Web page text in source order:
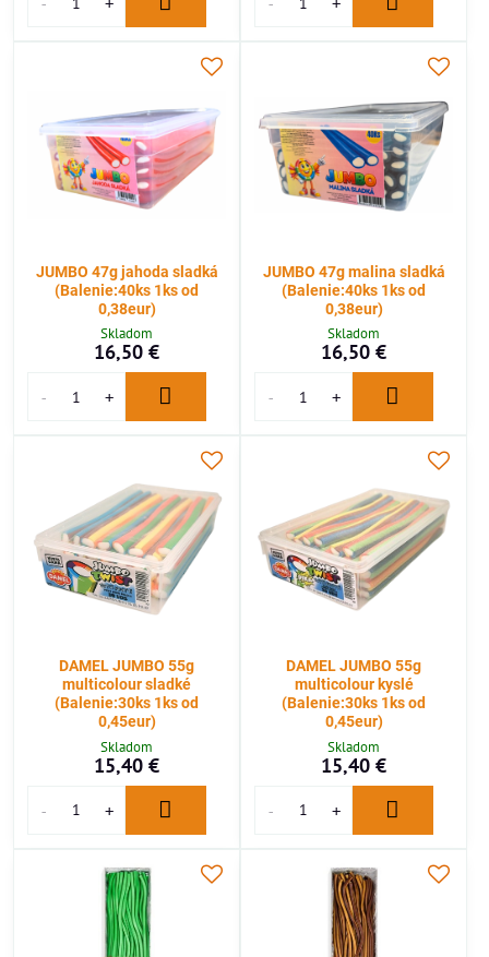
JUMBO 47g jahoda sladká
(Balenie:40ks 1ks od
0,38eur)
Skladom
16,50 €
JUMBO 47g malina sladká
(Balenie:40ks 1ks od
0,38eur)
Skladom
16,50 €
DAMEL JUMBO 55g
multicolour sladké
(Balenie:30ks 1ks od
0,45eur)
Skladom
15,40 €
DAMEL JUMBO 55g
multicolour kyslé
(Balenie:30ks 1ks od
0,45eur)
Skladom
15,40 €